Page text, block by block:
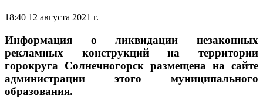
18:40 12 августа 2021 г.
Информация о ликвидации незаконных
рекламных конструкций на территории
горокруга Солнечногорск размещена на сайте
администрации этого муниципального
образования.